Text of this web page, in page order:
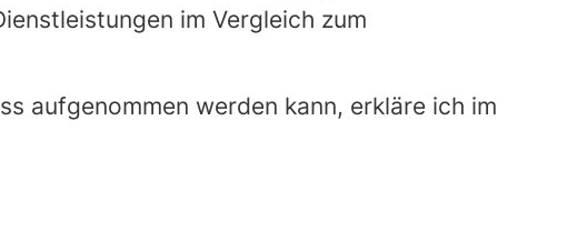
im Vergleich zum
aufgenommen werden kann, erkläre ich im